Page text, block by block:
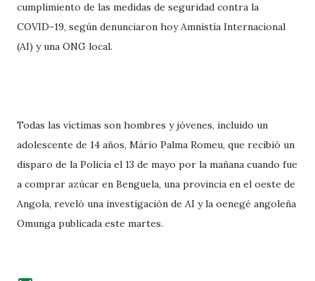
cumplimiento de las medidas de seguridad contra la
COVID-19, según denunciaron hoy Amnistía Internacional
(AI) y una ONG local.
Todas las víctimas son hombres y jóvenes, incluido un
adolescente de 14 años, Mário Palma Romeu, que recibió un
disparo de la Policía el 13 de mayo por la mañana cuando fue
a comprar azúcar en Benguela, una provincia en el oeste de
Angola, reveló una investigación de AI y la oenegé angoleña
Omunga publicada este martes.